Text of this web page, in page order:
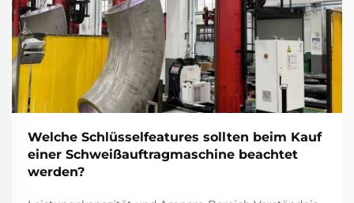
Welche Schlüsselfeatures sollten beim Kauf
einer Schweißauftragmaschine beachtet
werden?